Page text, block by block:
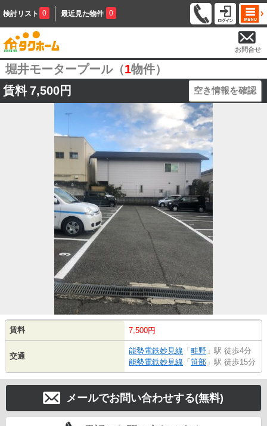
検討リスト 0 最近見た物件 0
お問合せ
堀井モータープール（1物件）
賃料 7,500円 空き情報を確認
賃料 7,500円
交通
能勢電鉄妙見線 「 畦野 」駅 徒歩4分
能勢電鉄妙見線 「 笹部 」駅 徒歩15分
メールでお問い合わせする(無料)